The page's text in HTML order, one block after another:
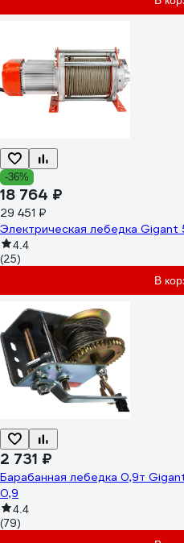
-36%
18 764 ₽
29 451 ₽
Электрическая лебедка
4.4
(25)
В
2 731 ₽
Барабанная лебедка 0,9т
0,9
4.4
(79)